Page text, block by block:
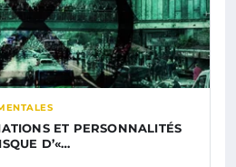
ET PERSONNALITÉS
D’«…